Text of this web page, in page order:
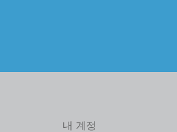
내 계정